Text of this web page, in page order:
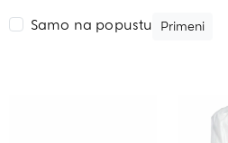
Samo na popustu Primeni